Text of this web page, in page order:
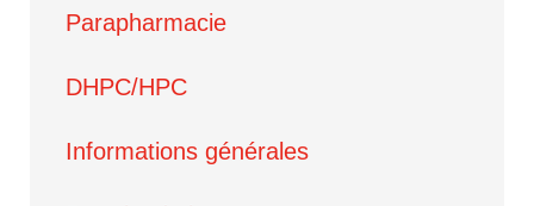
Parapharmacie
DHPC/HPC
Informations générales